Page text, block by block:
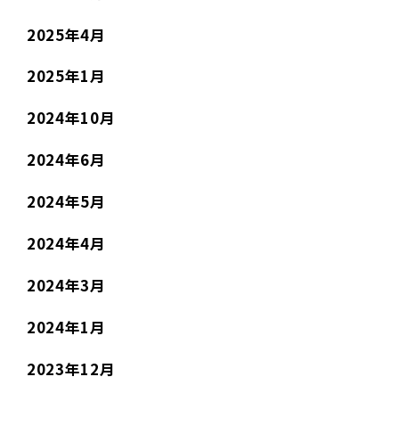
2025年4月
2025年1月
2024年10月
2024年6月
2024年5月
2024年4月
2024年3月
2024年1月
2023年12月